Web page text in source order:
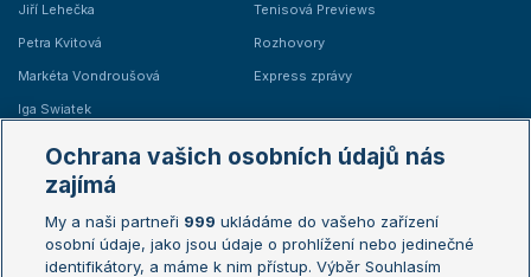
Jiří Lehečka
Petra Kvitová
Markéta Vondroušová
Iga Swiatek
Tenisová Previews
Rozhovory
Express zprávy
Žebříčky
Žebříček ATP (muži)
Žebříček WTA (ženy)
Australian Open
French Open
Ochrana vašich osobních údajů nás
zajímá
My a naši partneři 999 ukládáme do vašeho zařízení
osobní údaje, jako jsou údaje o prohlížení nebo jedinečné
identifikátory, a máme k nim přístup. Výběr Souhlasím